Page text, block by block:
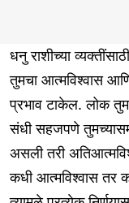
धनु राशीच्या
तुमचा आत्मविश्वास
प्रभाव टाकेल. लोक
संधी सहजपणे
असली तरी
कधी आत्मविश्वास तर